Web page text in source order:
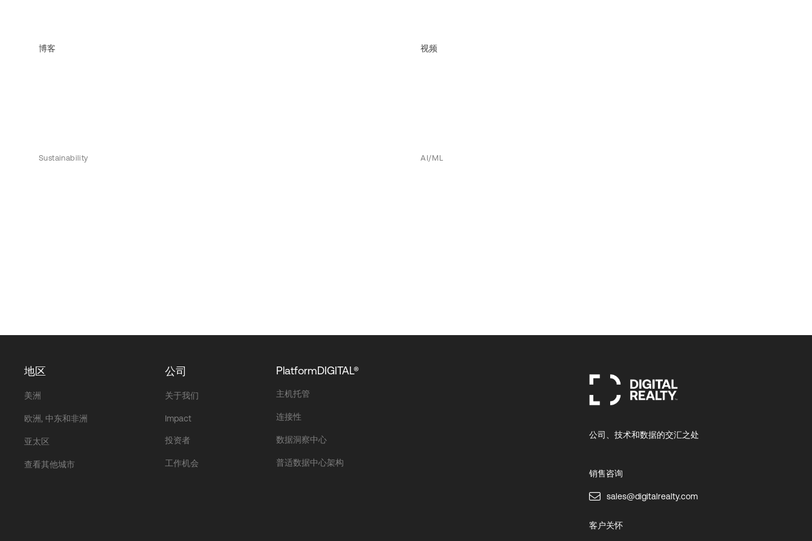
博客
Sustainability
视频
AI/ML
地区
美洲
欧洲, 中东和非洲
亚太区
查看其他城市
公司
关于我们
Impact
投资者
工作机会
PlatformDIGITAL®
主机托管
连接性
数据洞察中心
普适数据中心架构
公司、技术和数据的交汇之处
销售咨询
sales@digitalrealty.com
客户关怀